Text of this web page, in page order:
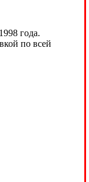
года.
по всей